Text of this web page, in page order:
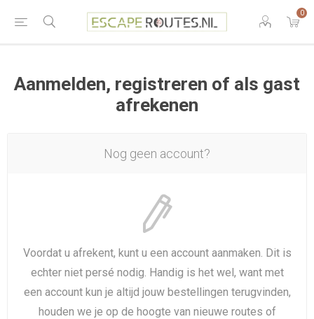
0
Aanmelden, registreren of als gast
afrekenen
Nog geen account?
Voordat u afrekent, kunt u een account aanmaken. Dit is
echter niet persé nodig. Handig is het wel, want met
een account kun je altijd jouw bestellingen terugvinden,
houden we je op de hoogte van nieuwe routes of